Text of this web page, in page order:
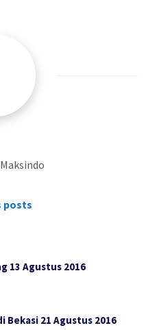
posts
13 Agustus 2016
Bekasi 21 Agustus 2016